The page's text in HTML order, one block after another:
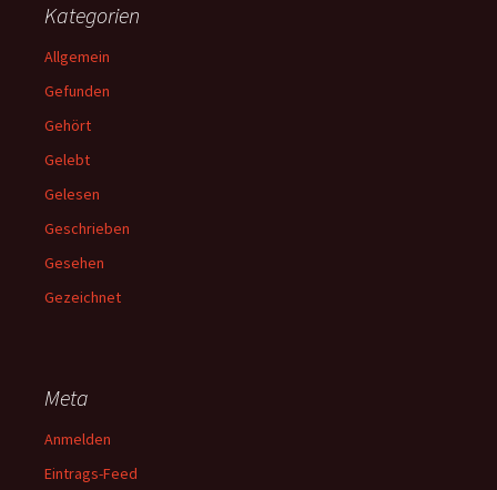
Kategorien
Allgemein
Gefunden
Gehört
Gelebt
Gelesen
Geschrieben
Gesehen
Gezeichnet
Meta
Anmelden
Eintrags-Feed